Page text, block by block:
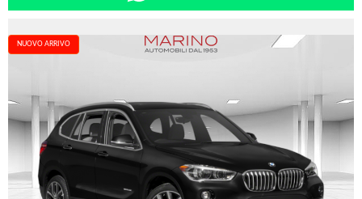
NUOVO ARRIVO